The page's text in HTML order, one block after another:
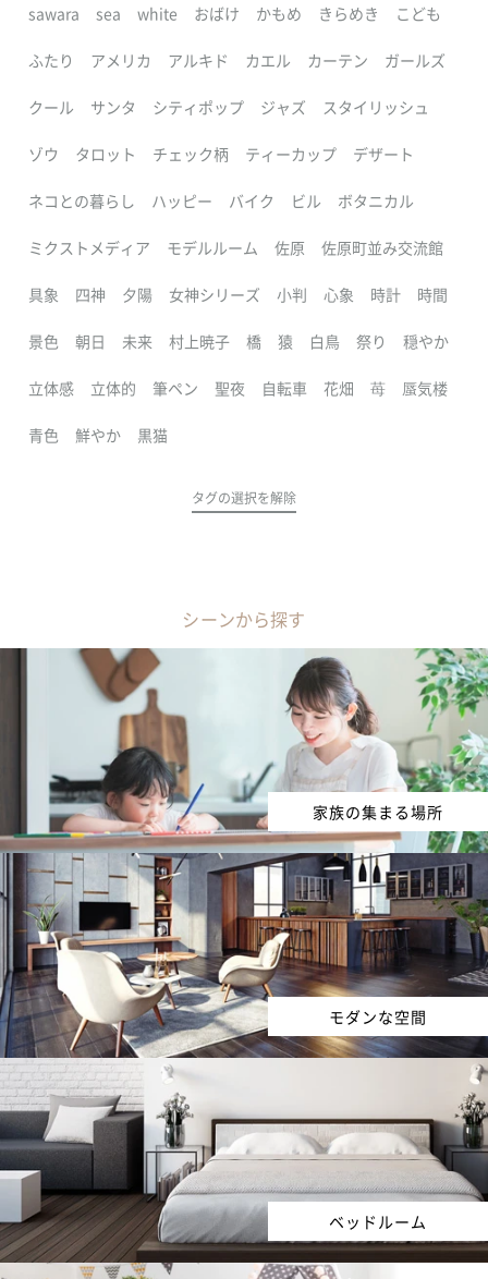
sawara sea white おばけ かもめ きらめき こども
ふたり アメリカ アルキド カエル カーテン ガールズ
クール サンタ シティポップ ジャズ スタイリッシュ
ゾウ タロット チェック柄 ティーカップ デザート
ネコとの暮らし ハッピー バイク ビル ボタニカル
ミクストメディア モデルルーム 佐原 佐原町並み交流館
具象 四神 夕陽 女神シリーズ 小判 心象 時計 時間
景色 朝日 未来 村上暁子 橋 猿 白鳥 祭り 穏やか
立体感 立体的 筆ペン 聖夜 自転車 花畑 苺 蜃気楼
青色 鮮やか 黒猫
タグの選択を解除
シーンから探す
家族の集まる場所
モダンな空間
ベッドルーム